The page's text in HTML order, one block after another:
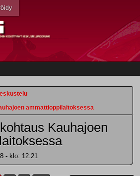
ammattioppilaitoksessa
Kauhajoen
- klo: 12.21